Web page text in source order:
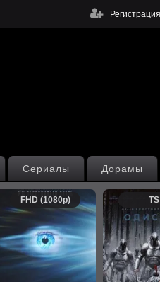
Регистрация
Дорамы
Сериалы
FHD (1080p) TS